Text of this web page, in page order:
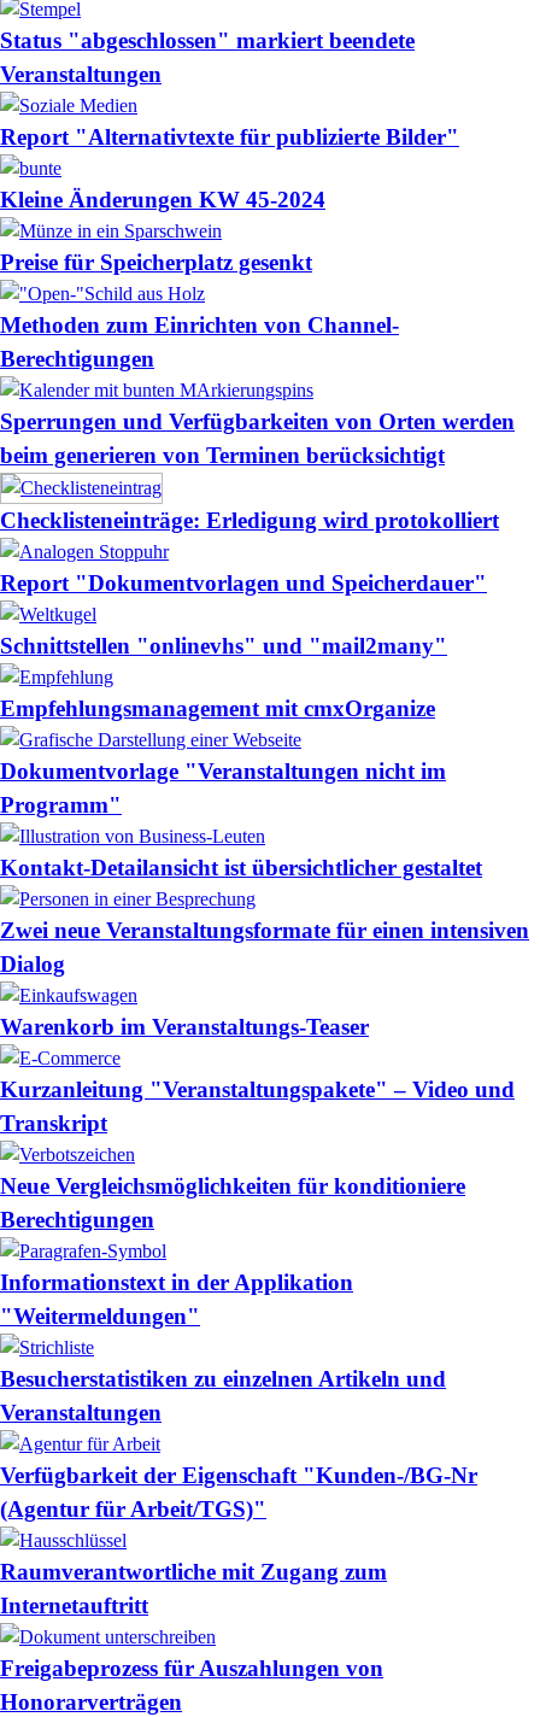
Status "abgeschlossen" markiert beendete
Veranstaltungen
Report "Alternativtexte für publizierte Bilder"
Kleine Änderungen KW 45-2024
Preise für Speicherplatz gesenkt
Methoden zum Einrichten von Channel-
Berechtigungen
Sperrungen und Verfügbarkeiten von Orten werden
beim generieren von Terminen berücksichtigt
Checklisteneinträge: Erledigung wird protokolliert
Report "Dokumentvorlagen und Speicherdauer"
Schnittstellen "onlinevhs" und "mail2many"
Empfehlungsmanagement mit cmxOrganize
Dokumentvorlage "Veranstaltungen nicht im
Programm"
Kontakt-Detailansicht ist übersichtlicher gestaltet
Zwei neue Veranstaltungsformate für einen intensiven
Dialog
Warenkorb im Veranstaltungs-Teaser
Kurzanleitung "Veranstaltungspakete" – Video und
Transkript
Neue Vergleichsmöglichkeiten für konditioniere
Berechtigungen
Informationstext in der Applikation
"Weitermeldungen"
Besucherstatistiken zu einzelnen Artikeln und
Veranstaltungen
Verfügbarkeit der Eigenschaft "Kunden-/BG-Nr
(Agentur für Arbeit/TGS)"
Raumverantwortliche mit Zugang zum
Internetauftritt
Freigabeprozess für Auszahlungen von
Honorarverträgen